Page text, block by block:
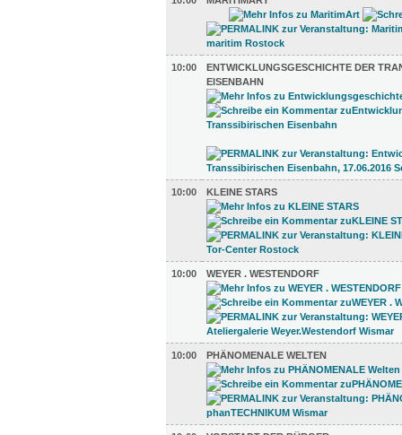
10:00
ENTWICKLUNGSGESCHICHTE DER
EISENBAHN
10:00 KLEINE STARS
10:00 WEYER . WESTENDORF
10:00 PHÄNOMENALE WELTEN